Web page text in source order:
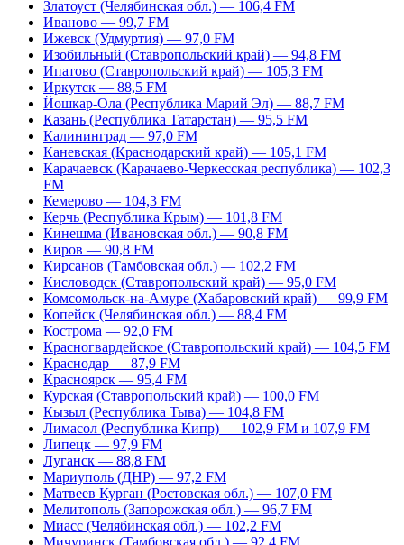
Златоуст (Челябинская обл.) — 106,4 FM
Иваново — 99,7 FM
Ижевск (Удмуртия) — 97,0 FM
Изобильный (Ставропольский край) — 94,8 FM
Ипатово (Ставропольский край) — 105,3 FM
Иркутск — 88,5 FM
Йошкар-Ола (Республика Марий Эл) — 88,7 FM
Казань (Республика Татарстан) — 95,5 FM
Калининград — 97,0 FM
Каневская (Краснодарский край) — 105,1 FM
Карачаевск (Карачаево-Черкесская республика) — 102,3
FM
Кемерово — 104,3 FM
Керчь (Республика Крым) — 101,8 FM
Кинешма (Ивановская обл.) — 90,8 FM
Киров — 90,8 FM
Кирсанов (Тамбовская обл.) — 102,2 FM
Кисловодск (Ставропольский край) — 95,0 FM
Комсомольск-на-Амуре (Хабаровский край) — 99,9 FM
Копейск (Челябинская обл.) — 88,4 FM
Кострома — 92,0 FM
Красногвардейское (Ставропольский край) — 104,5 FM
Краснодар — 87,9 FM
Красноярск — 95,4 FM
Курская (Ставропольский край) — 100,0 FM
Кызыл (Республика Тыва) — 104,8 FM
Лимасол (Республика Кипр) — 102,9 FM и 107,9 FM
Липецк — 97,9 FM
Луганск — 88,8 FM
Мариуполь (ДНР) — 97,2 FM
Матвеев Курган (Ростовская обл.) — 107,0 FM
Мелитополь (Запорожская обл.) — 96,7 FM
Миасс (Челябинская обл.) — 102,2 FM
Мичуринск (Тамбовская обл.) — 92,4 FM